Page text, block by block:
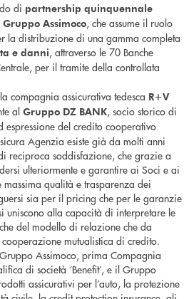
di partnership quinquennale
Assimoco, che assume il ruolo
la distribuzione di una gamma completa
e danni, attraverso le 70 Banche
per il tramite della controllata
compagnia assicurativa tedesca R+V
al Gruppo DZ BANK, socio storico di
espressione del credito cooperativo
Agenzia esiste già da molti anni
reciproca soddisfazione, che grazie a
ulteriormente e garantire ai Soci e ai
qualità e trasparenza dei
sia per il pricing che per le garanzie
uniscono alla capacità di interpretare le
del modello di relazione che da
mutualistica di credito.
Assimoco, prima Compagnia
di società ‘Benefit’, e il Gruppo
assicurativi per l’auto, la protezione